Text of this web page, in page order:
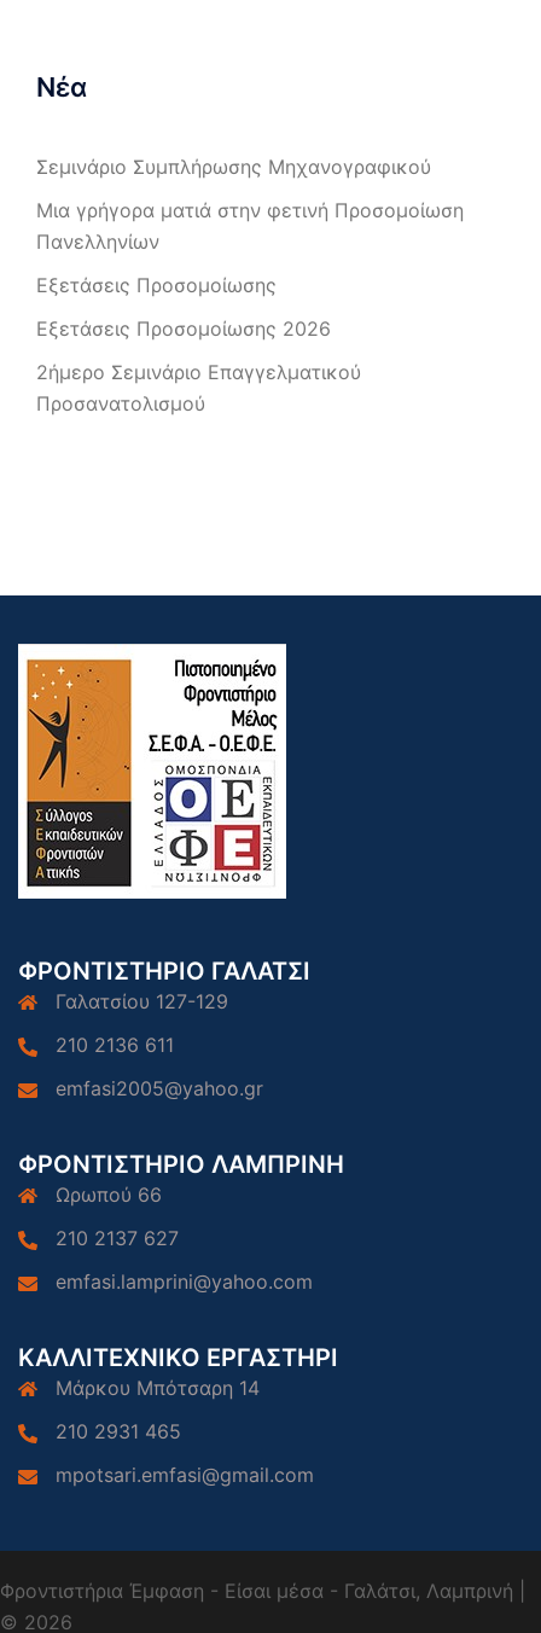
Νέα
Σεμινάριο Συμπλήρωσης Μηχανογραφικού
Μια γρήγορα ματιά στην φετινή Προσομοίωση
Πανελληνίων
Εξετάσεις Προσομοίωσης
Εξετάσεις Προσομοίωσης 2026
2ήμερο Σεμινάριο Επαγγελματικού
Προσανατολισμού
ΦΡΟΝΤΙΣΤΗΡΙΟ ΓΑΛΑΤΣΙ
Γαλατσίου 127-129
210 2136 611
emfasi2005@yahoo.gr
ΦΡΟΝΤΙΣΤΗΡΙΟ ΛΑΜΠΡΙΝΗ
Ωρωπού 66
210 2137 627
emfasi.lamprini@yahoo.com
ΚΑΛΛΙΤΕΧΝΙΚΟ ΕΡΓΑΣΤΗΡΙ
Μάρκου Μπότσαρη 14
210 2931 465
mpotsari.emfasi@gmail.com
Φροντιστήρια Έμφαση - Είσαι μέσα - Γαλάτσι, Λαμπρινή |
© 2026